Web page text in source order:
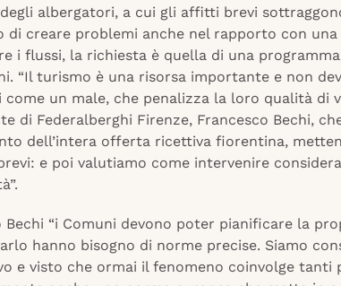
albergatori, a cui gli affitti brevi
di creare problemi anche nel rapporto con
i flussi, la richiesta è quella di una
“Il turismo è una risorsa importante e non
come un male, che penalizza la loro qualità di
di Federalberghi Firenze, Francesco Bechi,
dell’intera offerta ricettiva fiorentina,
e poi valutiamo come intervenire
Bechi “i Comuni devono poter pianificare la
hanno bisogno di norme precise. Siamo
e visto che ormai il fenomeno coinvolge tanti